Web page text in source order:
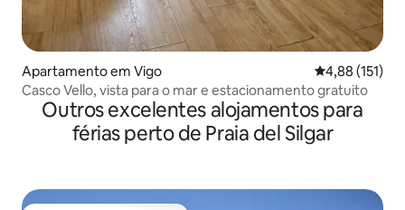
Apartamento em Vigo Classificação
4,88 (151)
Casco Vello, vista para o mar e estacionamento gratuito
Outros excelentes alojamentos para
férias perto de Praia del Silgar